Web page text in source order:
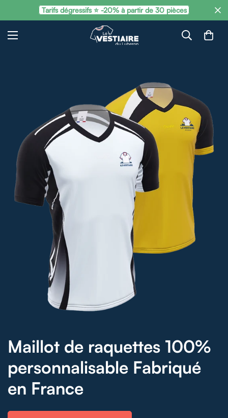
Tarifs dégressifs ⭐ -20% à partir de 30 pièces
Maillot de raquettes 100%
personnalisable Fabriqué
en France